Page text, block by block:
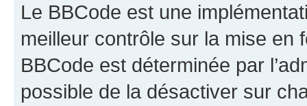
Le BBCode est une
meilleur contrôle sur la mise en
BBCode est déterminée par
possible de la désactiver sur